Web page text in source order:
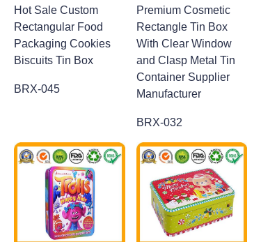
Hot Sale Custom
Rectangular Food
Packaging Cookies
Biscuits Tin Box
BRX-045
Premium Cosmetic
Rectangle Tin Box
With Clear Window
and Clasp Metal Tin
Container Supplier
Manufacturer
BRX-032